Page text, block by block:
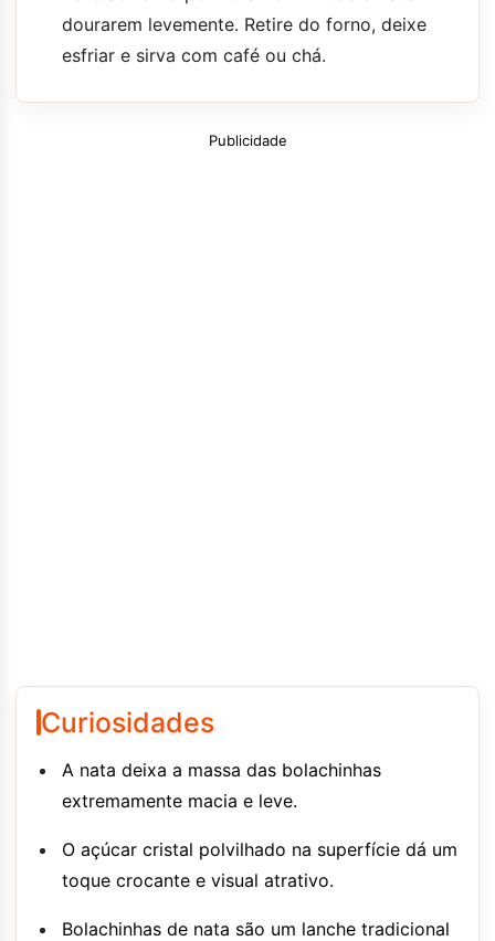
dourarem levemente. Retire do forno, deixe
esfriar e sirva com café ou chá.
Publicidade
Curiosidades
A nata deixa a massa das bolachinhas
extremamente macia e leve.
O açúcar cristal polvilhado na superfície dá um
toque crocante e visual atrativo.
Bolachinhas de nata são um lanche tradicional